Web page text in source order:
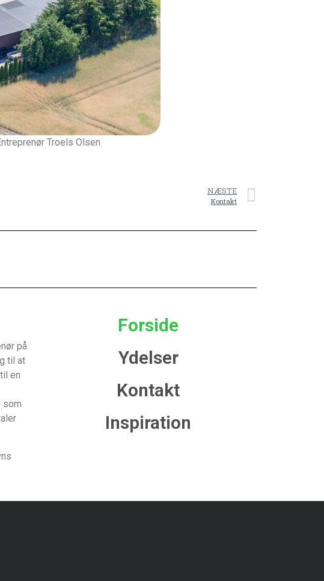
Troels Olsen
NÆSTE
Kontakt
på
til at
en
som
Forside
Ydelser
Kontakt
Inspiration